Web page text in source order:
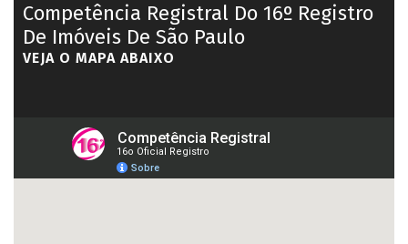
Competência Registral Do 16º Registro
De Imóveis De São Paulo
VEJA O MAPA ABAIXO